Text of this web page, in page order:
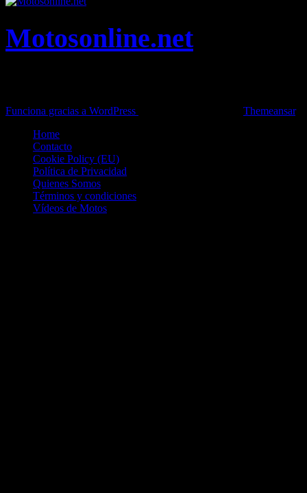
Motosonline.net
Funciona gracias a WordPress
Themeansar.
Home
Contacto
Cookie Policy (EU)
Política de Privacidad
Quienes Somos
Términos y condiciones
Vídeos de Motos